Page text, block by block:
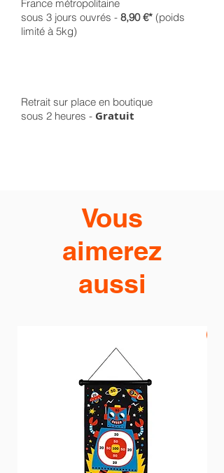
France métropolitaine
sous 3 jours ouvrés - 8,90 €* (poids
limité à 5kg)
Retrait sur place en boutique
sous 2 heures - Gratuit
Vous
aimerez
aussi